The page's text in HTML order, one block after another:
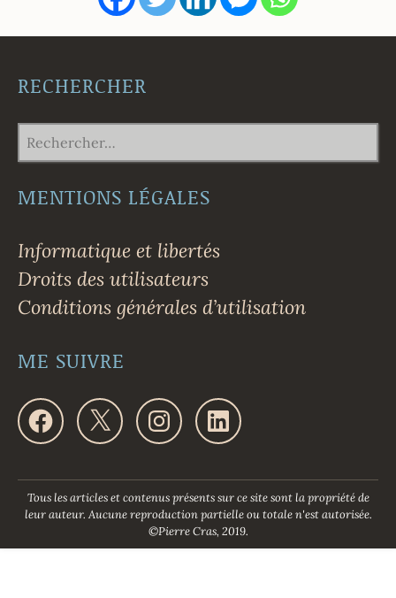
RECHERCHER
MENTIONS LÉGALES
Informatique et libertés
Droits des utilisateurs
Conditions générales d’utilisation
ME SUIVRE
F
a
c
b
o
o
k
X I
n
s
a
g
r
a
m
L
n
e
d
I
n
Tous les articles et contenus présents sur ce site sont la propriété de
leur auteur. Aucune reproduction partielle ou totale n'est autorisée.
©Pierre Cras, 2019.